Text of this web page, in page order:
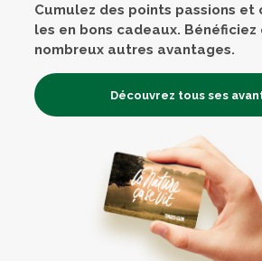
Cumulez des points passions et
les en bons cadeaux.
nombreux autres avantages.
Découvrez tous ses